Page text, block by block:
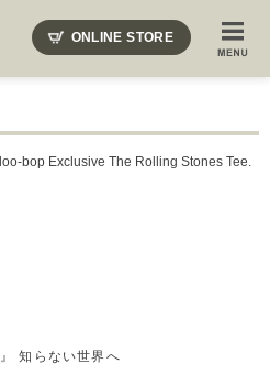
NAKAJIMA'S BLOG
TSUKAMOTO'S BLOG
ONLINE STORE
bop Exclusive The Rolling Stones Tee.
』 知らない世界へ